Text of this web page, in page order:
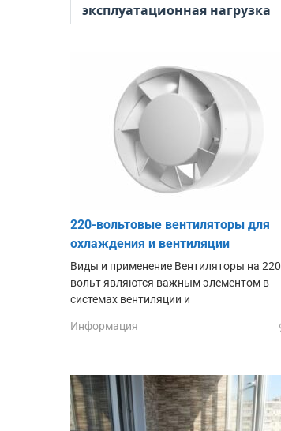
эксплуатационная нагрузка
220-вольтовые вентиляторы для
охлаждения и вентиляции
Виды и применение Вентиляторы на 220
вольт являются важным элементом в
системах вентиляции и
Информация